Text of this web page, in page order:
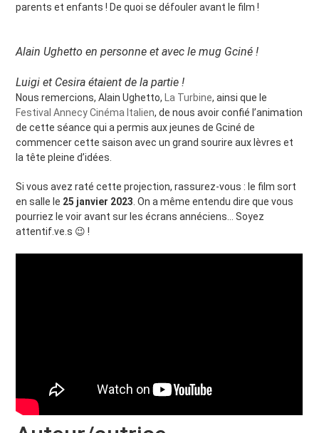
parents et enfants ! De quoi se défouler avant le film !
Alain Ughetto en personne et avec le mug Gciné !
Luigi et Cesira étaient de la partie !
Nous remercions, Alain Ughetto, La Turbine, ainsi que le
Festival Annecy Cinéma Italien, de nous avoir confié l’animation
de cette séance qui a permis aux jeunes de Gciné de
commencer cette saison avec un grand sourire aux lèvres et
la tête pleine d’idées.
Si vous avez raté cette projection, rassurez-vous : le film sort
en salle le 25 janvier 2023 . On a même entendu dire que vous
pourriez le voir avant sur les écrans annéciens… Soyez
attentif.ve.s 😉 !